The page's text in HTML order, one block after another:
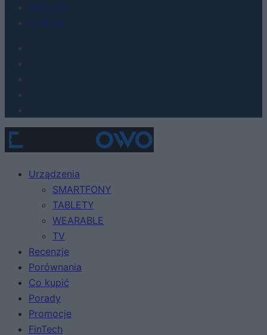
Reklama
Kontakt
Urządzenia
SMARTFONY
TABLETY
WEARABLE
TV
Recenzje
Porównania
Co kupić
Porady
Promocje
FinTech